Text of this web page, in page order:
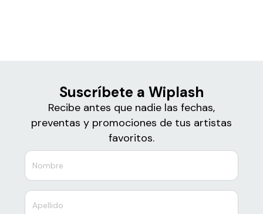
Suscríbete a Wiplash
Recibe antes que nadie las fechas,
preventas y promociones de tus artistas
favoritos.